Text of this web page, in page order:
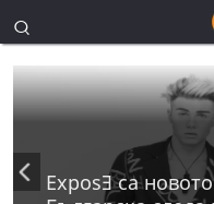
ExposƎ са